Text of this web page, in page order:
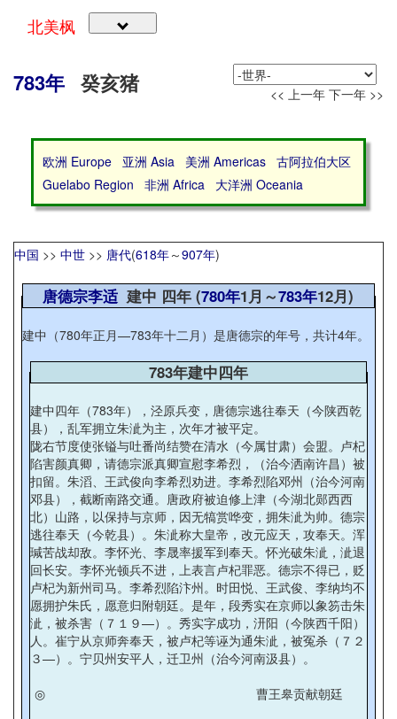
北美枫
783年 癸亥猪 << 上一年 下一年 >>
欧洲 Europe 亚洲 Asia 美洲 Americas
古阿拉伯大区
Guelabo Region
非洲 Africa 大洋洲 Oceania
中国 >> 中世 >> 唐代(618年～907年)
唐德宗李适 建中 四年 (780年1月～783年12月)
建中（780年正月—783年十二月）是唐德宗的年号，共计4年。
783年建中四年
建中四年（783年），泾原兵变，唐德宗逃往奉天（今陕西乾
县），乱军拥立朱泚为主，次年才被平定。
陇右节度使张镒与吐番尚结赞在清水（今属甘肃）会盟。卢杞
陷害颜真卿，请德宗派真卿宣慰李希烈，（治今洒南许昌）被
扣留。朱滔、王武俊向李希烈劝进。李希烈陷邓州（治今河南
邓县），截断南路交通。唐政府被迫修上津（今湖北郧西西
北）山路，以保持与京师，因无犒赏哗变，拥朱泚为帅。德宗
逃往奉天（今乾县）。朱泚称大皇帝，改元应天，攻奉天。浑
瑊苦战却敌。李怀光、李晟率援军到奉天。怀光破朱泚，泚退
回长安。李怀光顿兵不进，上表言卢杞罪恶。德宗不得已，贬
卢杞为新州司马。李希烈陷汴州。时田悦、王武俊、李纳均不
愿拥护朱氏，愿意归附朝廷。是年，段秀实在京师以象笏击朱
泚，被杀害（７１９—）。秀实字成功，汧阳（今陕西千阳）
人。崔宁从京师奔奉天，被卢杞等诬为通朱泚，被冤杀（７２
３—）。宁贝州安平人，迁卫州（治今河南汲县）。
◎
曹王皋贡献朝廷